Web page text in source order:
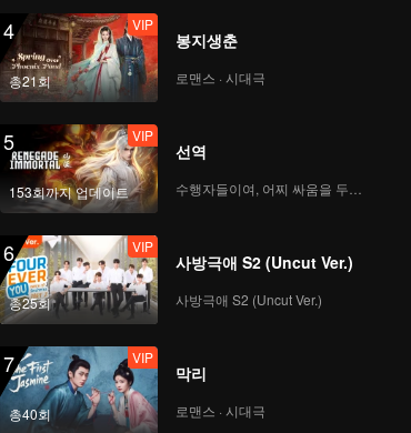
VIP A(Moving Ver.)
VIP
Bad News(Moving
Ver.)
VIP
Hard To Say(Moving
Ver.)
VIP
Attention(Moving
Ver.)
4
총21회
VIP
봉지생춘
로맨스 · 시대극
5
153회까지 업데이트
VIP
선역
6
총25회
VIP
사방극애 S2 (Uncut Ver.)
사방극애 S2 (Uncut Ver.)
7
총40회
VIP
막리
로맨스 · 시대극